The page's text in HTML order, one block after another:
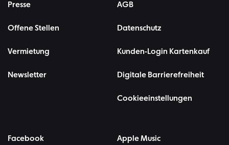
Presse
Offene Stellen
Vermietung
Newsletter
AGB
Datenschutz
Kunden-Login Kartenkauf
Digitale Barrierefreiheit
Cookieeinstellungen
Facebook Apple Music